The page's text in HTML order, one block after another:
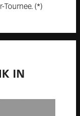
Tournee. (*)
IN